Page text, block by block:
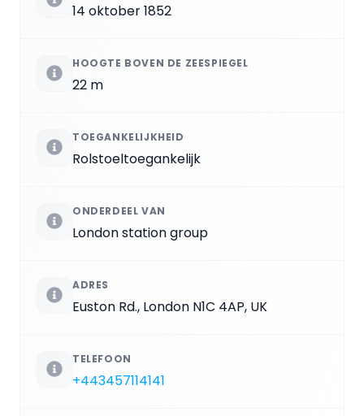
14 oktober 1852
HOOGTE BOVEN DE ZEESPIEGEL
22 m
TOEGANKELIJKHEID
Rolstoeltoegankelijk
ONDERDEEL VAN
London station group
ADRES
Euston Rd., London N1C 4AP, UK
TELEFOON
+443457114141